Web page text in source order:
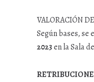
VALORACIÓN
Según bases,
2023en la Sala